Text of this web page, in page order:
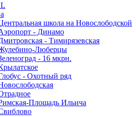
школа на Новослободской
- Динамо
- Тимирязевская
Люберцы
- 16 мкрн.
- Охотный ряд
Площадь Ильича